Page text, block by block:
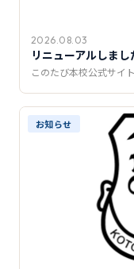
2026.08.03
リニューアルしまし
このたび本校公式サイ
お知らせ